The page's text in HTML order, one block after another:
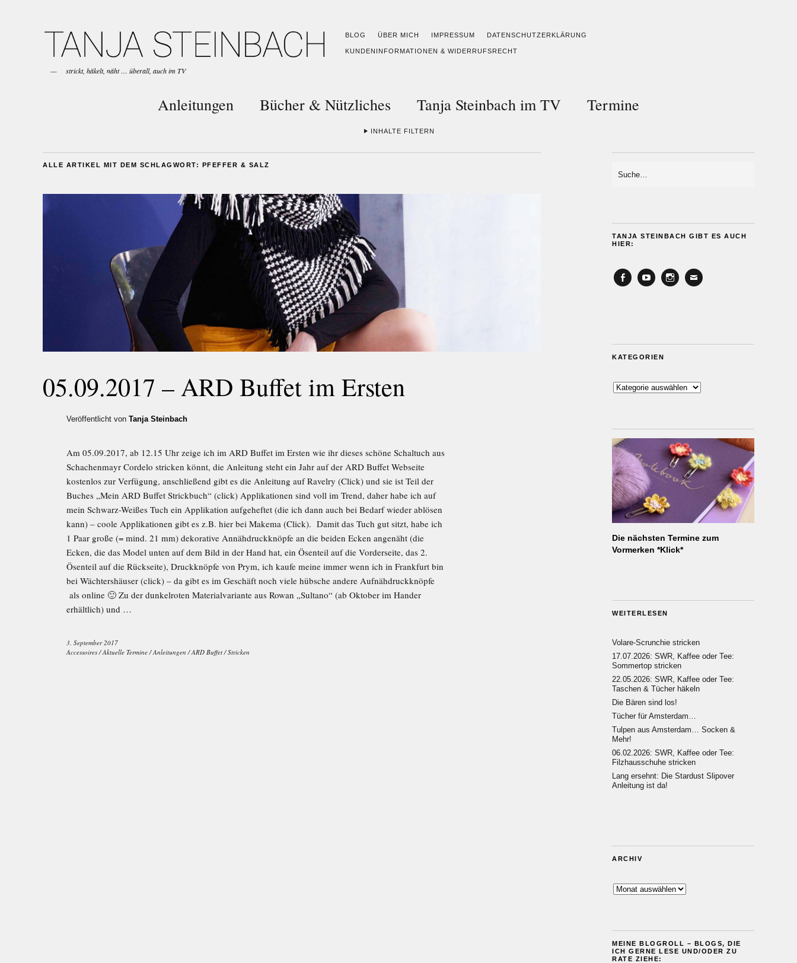
BLOG ÜBER MICH IMPRESSUM DATENSCHUTZERKLÄRUNG
KUNDENINFORMATIONEN & WIDERRUFSRECHT
strickt, häkelt, näht … überall, auch im TV
Anleitungen Bücher & Nützliches Tanja Steinbach im TV Termine
INHALTE FILTERN
ALLE ARTIKEL MIT DEM SCHLAGWORT: PFEFFER & SALZ
05.09.2017 – ARD Buffet im Ersten
Veröffentlicht von Tanja Steinbach
Am 05.09.2017, ab 12.15 Uhr zeige ich im ARD Buffet im Ersten wie ihr dieses schöne Schaltuch aus
Schachenmayr Cordelo stricken könnt, die Anleitung steht ein Jahr auf der ARD Buffet Webseite
kostenlos zur Verfügung, anschließend gibt es die Anleitung auf Ravelry (Click) und sie ist Teil der
Buches „Mein ARD Buffet Strickbuch“ (click) Applikationen sind voll im Trend, daher habe ich auf
mein Schwarz-Weißes Tuch ein Applikation aufgeheftet (die ich dann auch bei Bedarf wieder ablösen
kann) – coole Applikationen gibt es z.B. hier bei Makema (Click). Damit das Tuch gut sitzt, habe ich
1 Paar große (= mind. 21 mm) dekorative Annähdruckknöpfe an die beiden Ecken angenäht (die
Ecken, die das Model unten auf dem Bild in der Hand hat, ein Ösenteil auf die Vorderseite, das 2.
Ösenteil auf die Rückseite), Druckknöpfe von Prym, ich kaufe meine immer wenn ich in Frankfurt bin
bei Wächtershäuser (click) – da gibt es im Geschäft noch viele hübsche andere Aufnähdruckknöpfe
als online 🙂 Zu der dunkelroten Materialvariante aus Rowan „Sultano“ (ab Oktober im Hander
erhältlich) und …
3. September 2017
Accessoires/Aktuelle Termine/Anleitungen /ARD Buffet/Stricken
TANJA STEINBACH GIBT ES AUCH
HIER:
KATEGORIEN
Kategorien
Die nächsten Termine zum
Vormerken *Klick*
WEITERLESEN
Volare-Scrunchie stricken
17.07.2026: SWR, Kaffee oder Tee:
Sommertop stricken
22.05.2026: SWR, Kaffee oder Tee:
Taschen & Tücher häkeln
Die Bären sind los!
Tücher für Amsterdam…
Tulpen aus Amsterdam… Socken &
Mehr!
06.02.2026: SWR, Kaffee oder Tee:
Filzhausschuhe stricken
Lang ersehnt: Die Stardust Slipover
Anleitung ist da!
ARCHIV
Archiv
MEINE BLOGROLL – BLOGS, DIE
ICH GERNE LESE UND/ODER ZU
RATE ZIEHE: